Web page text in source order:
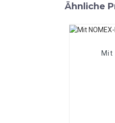
Ähnliche
Mit